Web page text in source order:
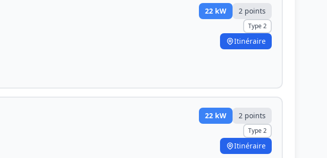
22 kW 2 points
Type 2
Itinéraire
22 kW 2 points
Type 2
Itinéraire